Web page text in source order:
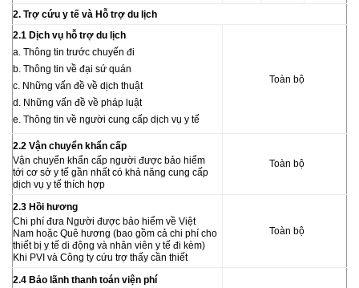
2. Trợ cứu y tế và Hỗ trợ du lịch
2.1 Dịch vụ hỗ trợ du lịch
a. Thông tin trước chuyến đi
b. Thông tin về đại sứ quán
c. Những vấn đề về dịch thuật
d. Những vấn đề về pháp luật
e. Thông tin về người cung cấp dịch vụ y tế
Toàn bộ
2.2 Vận chuyển khẩn cấp
Vận chuyển khẩn cấp người được bảo hiểm
tới cơ sở y tế gần nhất có khả năng cung cấp
dịch vụ y tế thích hợp
Toàn bộ
2.3 Hồi hương
Chi phí đưa Người được bảo hiểm về Việt
Nam hoặc Quê hương (bao gồm cả chi phí cho
thiết bị y tế di động và nhân viên y tế đi kèm)
Khi PVI và Công ty cứu trợ thấy cần thiết
Toàn bộ
2.4 Bảo lãnh thanh toán viện phí